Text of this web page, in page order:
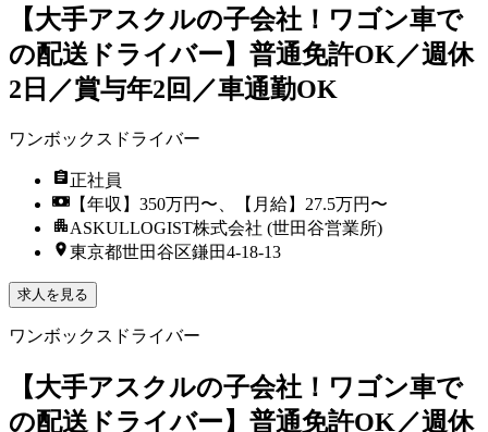
【大手アスクルの子会社！ワゴン車で
の配送ドライバー】普通免許OK／週休
2日／賞与年2回／車通勤OK
ワンボックスドライバー
正社員
【年収】350万円〜、【月給】27.5万円〜
ASKULLOGIST株式会社 (世田谷営業所)
東京都世田谷区鎌田4‐18‐13
求人を見る
ワンボックスドライバー
【大手アスクルの子会社！ワゴン車で
の配送ドライバー】普通免許OK／週休